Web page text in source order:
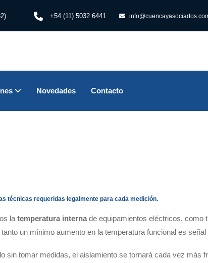
+54 (11) 5032 6441
Novedades Contacto
técnicas requeridas legalmente para cada medición.
la temperatura interna de equipamientos eléctricos, como
un mínimo aumento en la temperatura funcional es
sin tomar medidas, el aislamiento se tornará cada vez más